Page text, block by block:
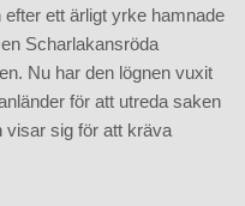
ett ärligt yrke hamnade
Scharlakansröda
Nu har den lögnen vuxit
för att utreda saken
visar sig för att kräva